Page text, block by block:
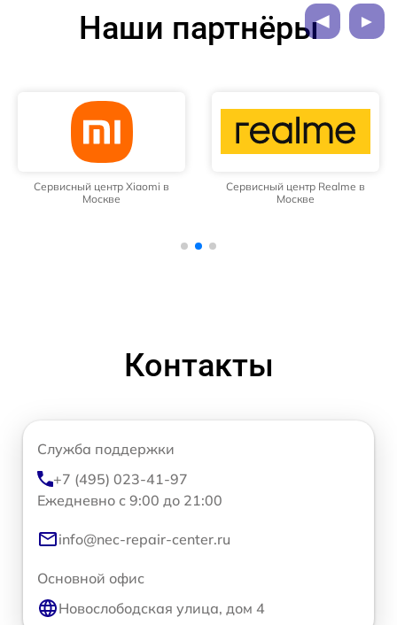
Наши партнёры
Сервисный центр Xiaomi в
Москве
Сервисный центр Realme в
Москве
Контакты
Служба поддержки
+7 (495) 023-41-97
Ежедневно с 9:00 до 21:00
info@nec-repair-center.ru
Основной офис
Новослободская улица, дом 4